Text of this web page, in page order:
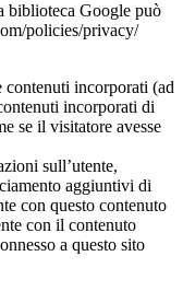
biblioteca Google può
policies/privacy/
contenuti incorporati (ad
incorporati di
se il visitatore avesse
sull’utente,
aggiuntivi di
con questo contenuto
con il contenuto
a questo sito